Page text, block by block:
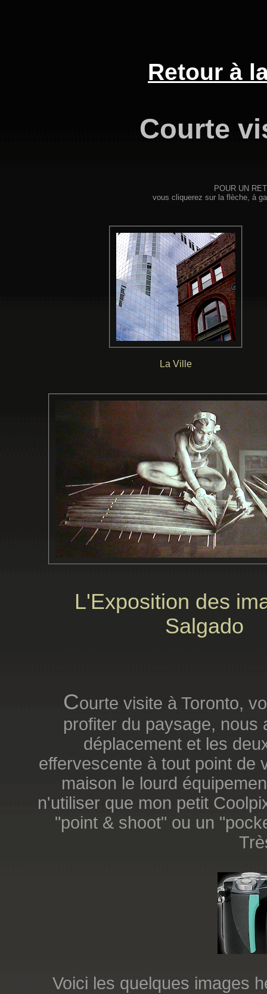
Retour à
Courte
POUR UN
vous cliquerez sur la flèche, à
La Ville
L'Exposition des
Salgado
Courte visite à Toronto,
profiter du paysage,
déplacement et les
effervescente à tout point de
maison le lourd
n'utiliser que mon petit
"point & shoot" ou un
Voici les quelques images